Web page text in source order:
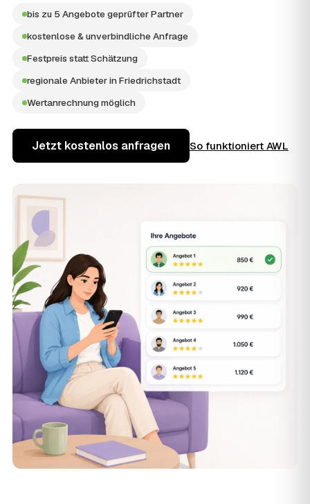
bis zu 5 Angebote geprüfter Partner
kostenlose & unverbindliche Anfrage
Festpreis statt Schätzung
regionale Anbieter in Friedrichstadt
Wertanrechnung möglich
Jetzt kostenlos anfragen So funktioniert AWL